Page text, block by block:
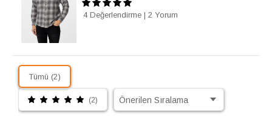
4 Değerlendirme | 2 Yorum
Tümü (2)
(2)